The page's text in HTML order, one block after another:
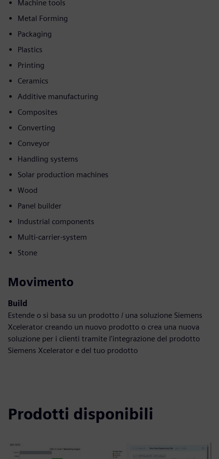
Machine tools
Metal Forming
Packaging
Plastics
Printing
Ceramics
Additive manufacturing
Composites
Converting
Conveyor
Handling systems
Solar production machines
Wood
Panel builder
Industrial components
Multi-carrier-system
Stone
Movimento
Build
Estende o si basa su un prodotto / una soluzione Siemens
Xcelerator creando un nuovo prodotto o crea una nuova
soluzione per i clienti tramite l'integrazione del prodotto
Siemens Xcelerator e del tuo prodotto
Prodotti disponibili